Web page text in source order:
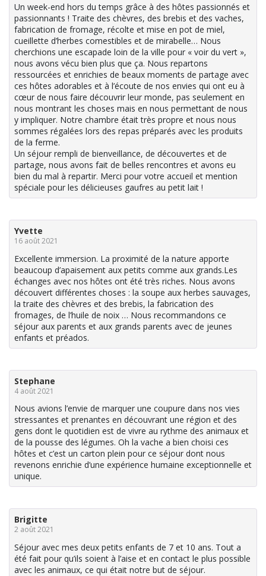
Un week-end hors du temps grâce à des hôtes passionnés et
passionnants ! Traite des chèvres, des brebis et des vaches,
fabrication de fromage, récolte et mise en pot de miel,
cueillette d’herbes comestibles et de mirabelle… Nous
cherchions une escapade loin de la ville pour « voir du vert »,
nous avons vécu bien plus que ça. Nous repartons
ressourcées et enrichies de beaux moments de partage avec
ces hôtes adorables et à l’écoute de nos envies qui ont eu à
cœur de nous faire découvrir leur monde, pas seulement en
nous montrant les choses mais en nous permettant de nous
y impliquer. Notre chambre était très propre et nous nous
sommes régalées lors des repas préparés avec les produits
de la ferme.
Un séjour rempli de bienveillance, de découvertes et de
partage, nous avons fait de belles rencontres et avons eu
bien du mal à repartir. Merci pour votre accueil et mention
spéciale pour les délicieuses gaufres au petit lait !
Yvette
16 août 2021
Excellente immersion. La proximité de la nature apporte
beaucoup d’apaisement aux petits comme aux grands.Les
échanges avec nos hôtes ont été très riches. Nous avons
découvert différentes choses : la soupe aux herbes sauvages,
la traite des chèvres et des brebis, la fabrication des
fromages, de l’huile de noix … Nous recommandons ce
séjour aux parents et aux grands parents avec de jeunes
enfants et préados.
Stephane
4 août 2021
Nous avions l’envie de marquer une coupure dans nos vies
stressantes et prenantes en découvrant une région et des
gens dont le quotidien est de vivre au rythme des animaux et
de la pousse des légumes. Oh la vache a bien choisi ces
hôtes et c’est un carton plein pour ce séjour dont nous
revenons enrichie d’une expérience humaine exceptionnelle et
unique.
Brigitte
2 août 2021
Séjour avec mes deux petits enfants de 7 et 10 ans. Tout a
été fait pour qu’ils soient à l’aise et en contact le plus possible
avec les animaux, ce qui était notre but de séjour.